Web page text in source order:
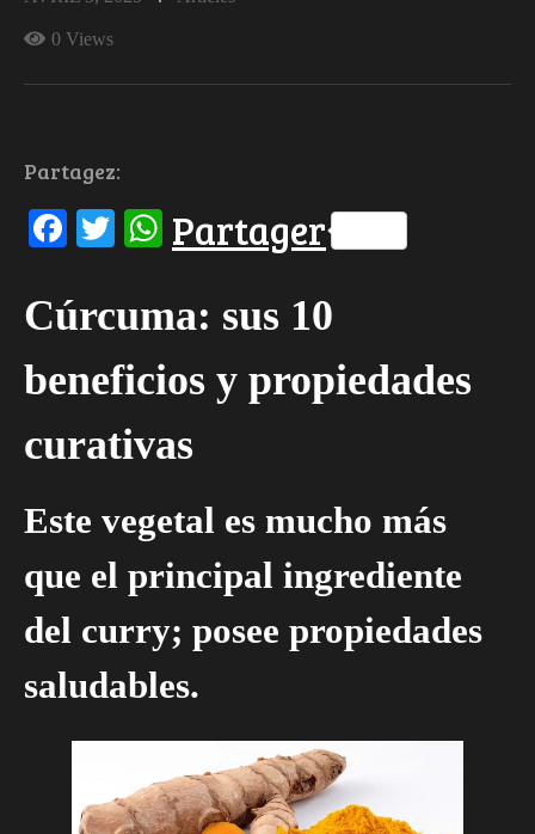
0 Views
Partagez:
Facebook
Twitter
WhatsApp
Partager
Cúrcuma: sus 10
beneficios y propiedades
curativas
Este vegetal es mucho más
que el principal ingrediente
del curry; posee propiedades
saludables.